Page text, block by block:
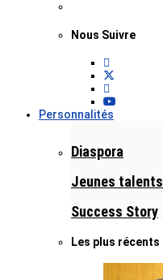
Nous Suivre
Personnalités
Diaspora
Jeunes talents
Success Story
Les plus récents